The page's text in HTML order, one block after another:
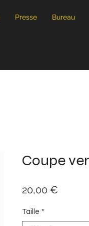
Presse Bureau
Coupe
20,00 €
Taille *